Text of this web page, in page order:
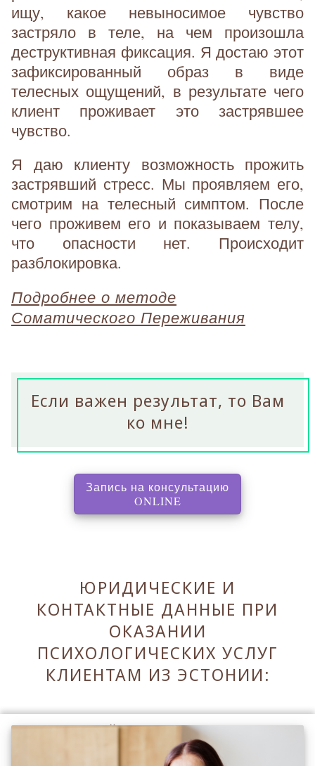
ищу, какое невыносимое чувство
застряло в теле, на чем произошла
деструктивная фиксация. Я достаю этот
зафиксированный образ в виде
телесных ощущений, в результате чего
клиент проживает это застрявшее
чувство.
Я даю клиенту возможность прожить
застрявший стресс. Мы проявляем его,
смотрим на телесный симптом. После
чего проживем его и показываем телу,
что опасности нет. Происходит
разблокировка.
Подробнее о методе
Соматического Переживания
Если важен результат, то Вам
ко мне!
Запись на консультацию
ONLINE, перенаправляет на
ЮРИДИЧЕСКИЕ И
КОНТАКТНЫЕ ДАННЫЕ ПРИ
ОКАЗАНИИ
ПСИХОЛОГИЧЕСКИХ УСЛУГ
КЛИЕНТАМ ИЗ ЭСТОНИИ:
Оставаясь на сайте Вы принимаете его Правила.
Принять Правила и закрыть ✖